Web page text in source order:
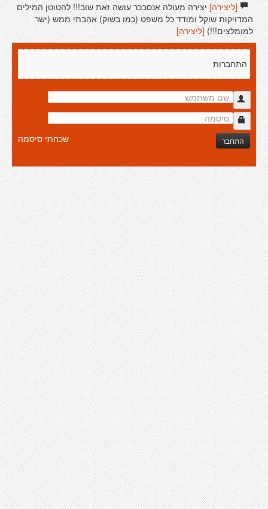
[ליצירה]יצירה מעולה אנסבכר עושה זאת שוב!!! להטוטן המילים
המדויקות שוקל ומודד כל משפט (כמו בשוק) אהבתי ממש (ישר
למומלצים!!!) [ליצירה]
התחברות
התחבר שכחתי סיסמה